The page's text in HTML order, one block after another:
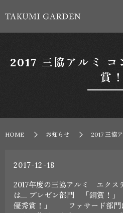
2017 三協アルミ コ
賞！
HOME お知らせ 2017 三協
2017-12-18
2017年度の三協アルミ エクス
は… プレゼン部門 「銅賞！」
優秀賞！」 ファサード部門